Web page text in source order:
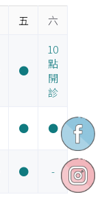
五 六
●
10
點
開
診
● ●
● -